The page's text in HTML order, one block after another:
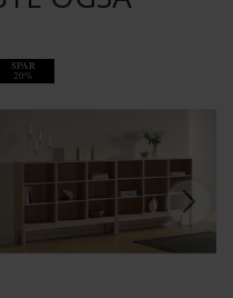
SPAR
20%